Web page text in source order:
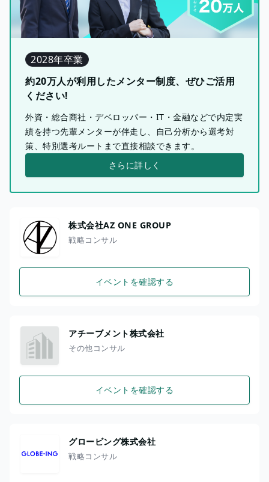
2028年卒業
約20万人が利用したメンター制度、ぜひご活用
ください!
外資・総合商社・デベロッパー・IT・金融などで内定実
績を持つ先輩メンターが伴走し、自己分析から選考対
策、特別選考ルートまで直接相談できます。
さらに詳しく
株式会社AZ ONE GROUP
戦略コンサル
イベントを確認する
アチーブメント株式会社
その他コンサル
イベントを確認する
グロービング株式会社
戦略コンサル